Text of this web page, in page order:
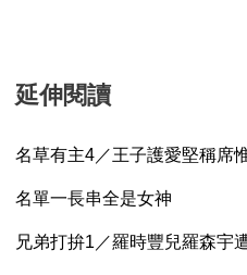
延伸閱讀
名草有主4／王子護愛堅稱
名單一長串全是女神
兄弟打拚1／羅時豐兒羅森